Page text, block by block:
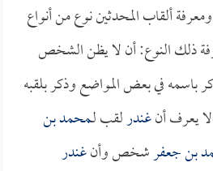
ومعرفة ألقاب المحدثين نوع من أنواع
ذلك النوع: أن لا يظن الشخص
باسمه في بعض المواضع وذكر بلقبه
يعرف أنغندرلقب لـمحمد بن
بن جعفرشخص وأنغندر